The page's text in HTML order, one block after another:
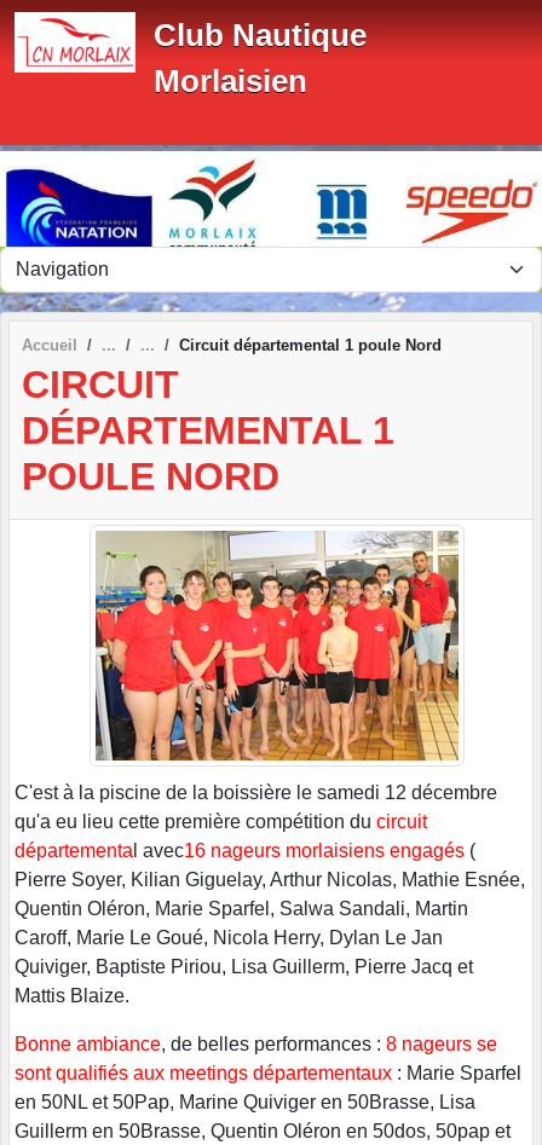
Club Nautique
Morlaisien
Accueil Circuit départemental 1 poule Nord
CIRCUIT
DÉPARTEMENTAL 1
POULE NORD
C'est à la piscine de la boissière le samedi 12 décembre
qu'a eu lieu cette première compétition du circuit
départementa l avec16 nageurs morlaisiens engagés (
Pierre Soyer, Kilian Giguelay, Arthur Nicolas, Mathie Esnée,
Quentin Oléron, Marie Sparfel, Salwa Sandali, Martin
Caroff, Marie Le Goué, Nicola Herry, Dylan Le Jan
Quiviger, Baptiste Piriou, Lisa Guillerm, Pierre Jacq et
Mattis Blaize.
Bonne ambiance, de belles performances : 8 nageurs se
sont qualifiés aux meetings départementaux : Marie Sparfel
en 50NL et 50Pap, Marine Quiviger en 50Brasse, Lisa
Guillerm en 50Brasse, Quentin Oléron en 50dos, 50pap et
Panneau de gestion des cookies